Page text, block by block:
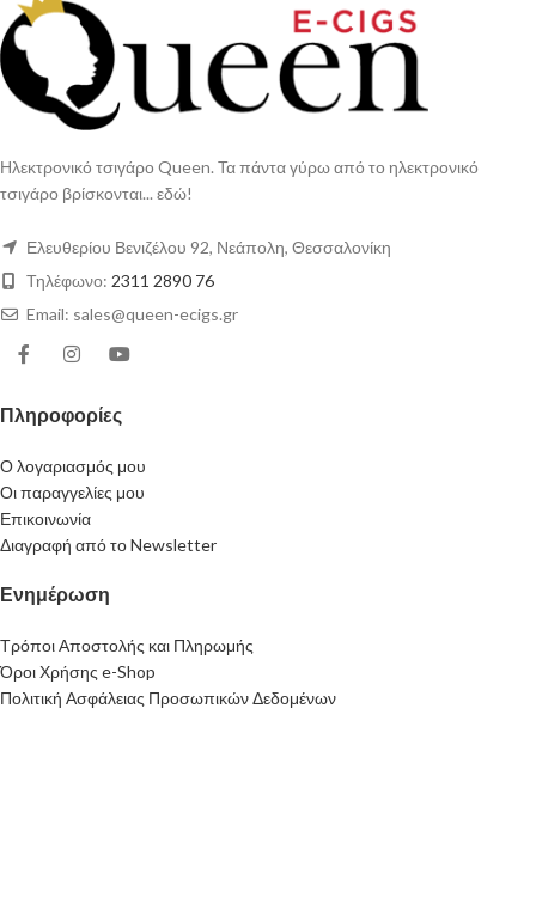
Ηλεκτρονικό τσιγάρο Queen. Τα πάντα γύρω από το ηλεκτρονικό
τσιγάρο βρίσκονται... εδώ!
Ελευθερίου Βενιζέλου 92, Νεάπολη, Θεσσαλονίκη
Τηλέφωνο: 2311 2890 76
Email: sales@queen-ecigs.gr
Πληροφορίες
Ο λογαριασμός μου
Οι παραγγελίες μου
Επικοινωνία
Διαγραφή από το Newsletter
Ενημέρωση
Τρόποι Αποστολής και Πληρωμής
Όροι Χρήσης e-Shop
Πολιτική Ασφάλειας Προσωπικών Δεδομένων